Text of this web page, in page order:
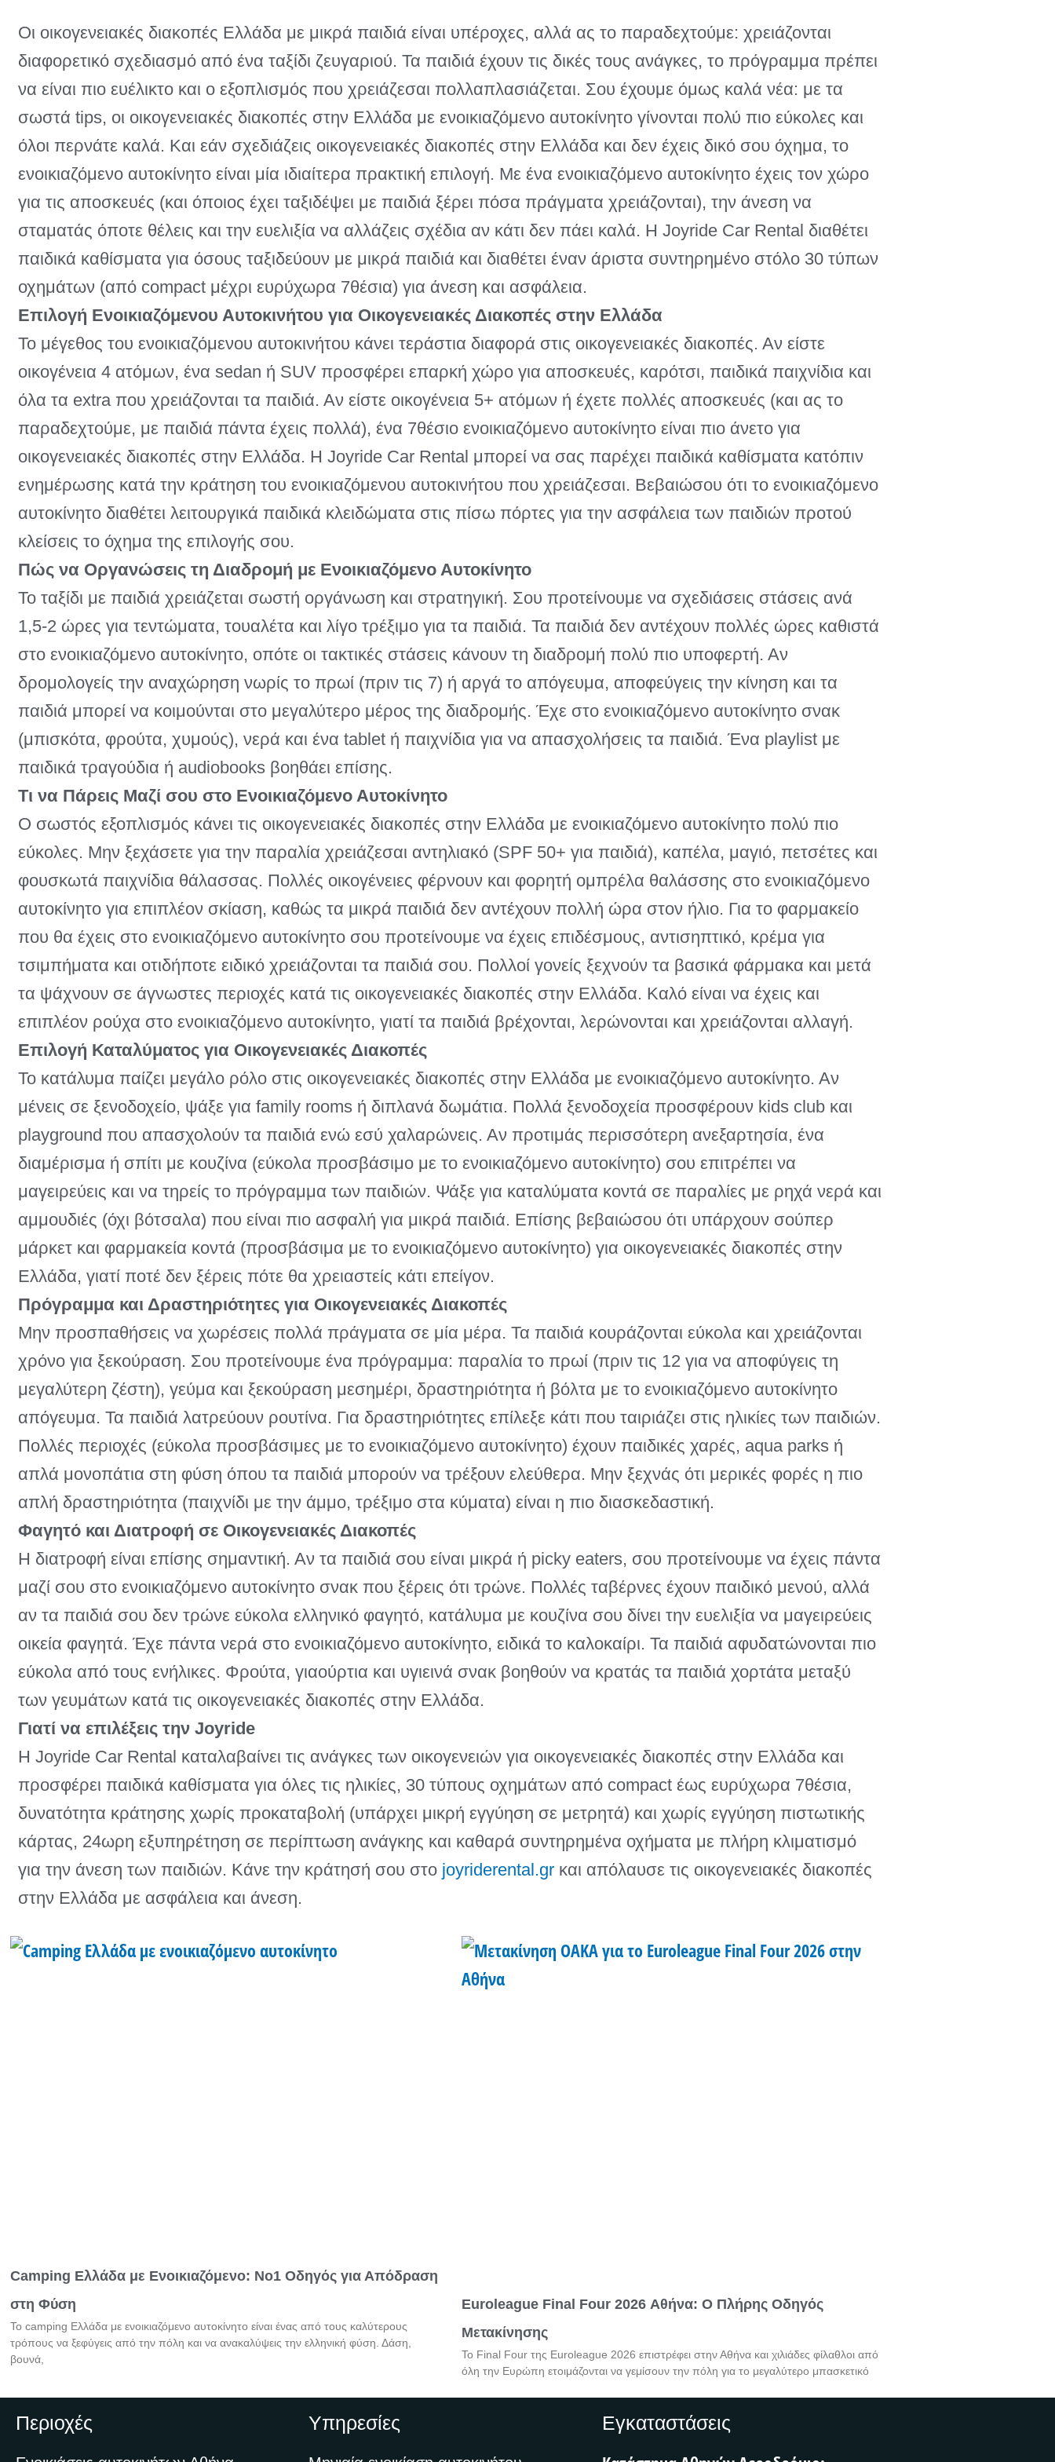
Οι οικογενειακές διακοπές Ελλάδα με μικρά παιδιά είναι υπέροχες, αλλά ας το παραδεχτούμε: χρειάζονται
διαφορετικό σχεδιασμό από ένα ταξίδι ζευγαριού. Τα παιδιά έχουν τις δικές τους ανάγκες, το πρόγραμμα πρέπει
να είναι πιο ευέλικτο και ο εξοπλισμός που χρειάζεσαι πολλαπλασιάζεται. Σου έχουμε όμως καλά νέα: με τα
σωστά tips, οι οικογενειακές διακοπές στην Ελλάδα με ενοικιαζόμενο αυτοκίνητο γίνονται πολύ πιο εύκολες και
όλοι περνάτε καλά. Και εάν σχεδιάζεις οικογενειακές διακοπές στην Ελλάδα και δεν έχεις δικό σου όχημα, το
ενοικιαζόμενο αυτοκίνητο είναι μία ιδιαίτερα πρακτική επιλογή. Με ένα ενοικιαζόμενο αυτοκίνητο έχεις τον χώρο
για τις αποσκευές (και όποιος έχει ταξιδέψει με παιδιά ξέρει πόσα πράγματα χρειάζονται), την άνεση να
σταματάς όποτε θέλεις και την ευελιξία να αλλάζεις σχέδια αν κάτι δεν πάει καλά. Η Joyride Car Rental διαθέτει
παιδικά καθίσματα για όσους ταξιδεύουν με μικρά παιδιά και διαθέτει έναν άριστα συντηρημένο στόλο 30 τύπων
οχημάτων (από compact μέχρι ευρύχωρα 7θέσια) για άνεση και ασφάλεια.
Επιλογή Ενοικιαζόμενου Αυτοκινήτου για Οικογενειακές Διακοπές στην Ελλάδα
Το μέγεθος του ενοικιαζόμενου αυτοκινήτου κάνει τεράστια διαφορά στις οικογενειακές διακοπές. Αν είστε
οικογένεια 4 ατόμων, ένα sedan ή SUV προσφέρει επαρκή χώρο για αποσκευές, καρότσι, παιδικά παιχνίδια και
όλα τα extra που χρειάζονται τα παιδιά. Αν είστε οικογένεια 5+ ατόμων ή έχετε πολλές αποσκευές (και ας το
παραδεχτούμε, με παιδιά πάντα έχεις πολλά), ένα 7θέσιο ενοικιαζόμενο αυτοκίνητο είναι πιο άνετο για
οικογενειακές διακοπές στην Ελλάδα. Η Joyride Car Rental μπορεί να σας παρέχει παιδικά καθίσματα κατόπιν
ενημέρωσης κατά την κράτηση του ενοικιαζόμενου αυτοκινήτου που χρειάζεσαι. Βεβαιώσου ότι το ενοικιαζόμενο
αυτοκίνητο διαθέτει λειτουργικά παιδικά κλειδώματα στις πίσω πόρτες για την ασφάλεια των παιδιών προτού
κλείσεις το όχημα της επιλογής σου.
Πώς να Οργανώσεις τη Διαδρομή με Ενοικιαζόμενο Αυτοκίνητο
Το ταξίδι με παιδιά χρειάζεται σωστή οργάνωση και στρατηγική. Σου προτείνουμε να σχεδιάσεις στάσεις ανά
1,5-2 ώρες για τεντώματα, τουαλέτα και λίγο τρέξιμο για τα παιδιά. Τα παιδιά δεν αντέχουν πολλές ώρες καθιστά
στο ενοικιαζόμενο αυτοκίνητο, οπότε οι τακτικές στάσεις κάνουν τη διαδρομή πολύ πιο υποφερτή. Αν
δρομολογείς την αναχώρηση νωρίς το πρωί (πριν τις 7) ή αργά το απόγευμα, αποφεύγεις την κίνηση και τα
παιδιά μπορεί να κοιμούνται στο μεγαλύτερο μέρος της διαδρομής. Έχε στο ενοικιαζόμενο αυτοκίνητο σνακ
(μπισκότα, φρούτα, χυμούς), νερά και ένα tablet ή παιχνίδια για να απασχολήσεις τα παιδιά. Ένα playlist με
παιδικά τραγούδια ή audiobooks βοηθάει επίσης.
Τι να Πάρεις Μαζί σου στο Ενοικιαζόμενο Αυτοκίνητο
Ο σωστός εξοπλισμός κάνει τις οικογενειακές διακοπές στην Ελλάδα με ενοικιαζόμενο αυτοκίνητο πολύ πιο
εύκολες. Μην ξεχάσετε για την παραλία χρειάζεσαι αντηλιακό (SPF 50+ για παιδιά), καπέλα, μαγιό, πετσέτες και
φουσκωτά παιχνίδια θάλασσας. Πολλές οικογένειες φέρνουν και φορητή ομπρέλα θαλάσσης στο ενοικιαζόμενο
αυτοκίνητο για επιπλέον σκίαση, καθώς τα μικρά παιδιά δεν αντέχουν πολλή ώρα στον ήλιο. Για το φαρμακείο
που θα έχεις στο ενοικιαζόμενο αυτοκίνητο σου προτείνουμε να έχεις επιδέσμους, αντισηπτικό, κρέμα για
τσιμπήματα και οτιδήποτε ειδικό χρειάζονται τα παιδιά σου. Πολλοί γονείς ξεχνούν τα βασικά φάρμακα και μετά
τα ψάχνουν σε άγνωστες περιοχές κατά τις οικογενειακές διακοπές στην Ελλάδα. Καλό είναι να έχεις και
επιπλέον ρούχα στο ενοικιαζόμενο αυτοκίνητο, γιατί τα παιδιά βρέχονται, λερώνονται και χρειάζονται αλλαγή.
Επιλογή Καταλύματος για Οικογενειακές Διακοπές
Το κατάλυμα παίζει μεγάλο ρόλο στις οικογενειακές διακοπές στην Ελλάδα με ενοικιαζόμενο αυτοκίνητο. Αν
μένεις σε ξενοδοχείο, ψάξε για family rooms ή διπλανά δωμάτια. Πολλά ξενοδοχεία προσφέρουν kids club και
playground που απασχολούν τα παιδιά ενώ εσύ χαλαρώνεις. Αν προτιμάς περισσότερη ανεξαρτησία, ένα
διαμέρισμα ή σπίτι με κουζίνα (εύκολα προσβάσιμο με το ενοικιαζόμενο αυτοκίνητο) σου επιτρέπει να
μαγειρεύεις και να τηρείς το πρόγραμμα των παιδιών. Ψάξε για καταλύματα κοντά σε παραλίες με ρηχά νερά και
αμμουδιές (όχι βότσαλα) που είναι πιο ασφαλή για μικρά παιδιά. Επίσης βεβαιώσου ότι υπάρχουν σούπερ
μάρκετ και φαρμακεία κοντά (προσβάσιμα με το ενοικιαζόμενο αυτοκίνητο) για οικογενειακές διακοπές στην
Ελλάδα, γιατί ποτέ δεν ξέρεις πότε θα χρειαστείς κάτι επείγον.
Πρόγραμμα και Δραστηριότητες για Οικογενειακές Διακοπές
Μην προσπαθήσεις να χωρέσεις πολλά πράγματα σε μία μέρα. Τα παιδιά κουράζονται εύκολα και χρειάζονται
χρόνο για ξεκούραση. Σου προτείνουμε ένα πρόγραμμα: παραλία το πρωί (πριν τις 12 για να αποφύγεις τη
μεγαλύτερη ζέστη), γεύμα και ξεκούραση μεσημέρι, δραστηριότητα ή βόλτα με το ενοικιαζόμενο αυτοκίνητο
απόγευμα. Τα παιδιά λατρεύουν ρουτίνα. Για δραστηριότητες επίλεξε κάτι που ταιριάζει στις ηλικίες των παιδιών.
Πολλές περιοχές (εύκολα προσβάσιμες με το ενοικιαζόμενο αυτοκίνητο) έχουν παιδικές χαρές, aqua parks ή
απλά μονοπάτια στη φύση όπου τα παιδιά μπορούν να τρέξουν ελεύθερα. Μην ξεχνάς ότι μερικές φορές η πιο
απλή δραστηριότητα (παιχνίδι με την άμμο, τρέξιμο στα κύματα) είναι η πιο διασκεδαστική.
Φαγητό και Διατροφή σε Οικογενειακές Διακοπές
Η διατροφή είναι επίσης σημαντική. Αν τα παιδιά σου είναι μικρά ή picky eaters, σου προτείνουμε να έχεις πάντα
μαζί σου στο ενοικιαζόμενο αυτοκίνητο σνακ που ξέρεις ότι τρώνε. Πολλές ταβέρνες έχουν παιδικό μενού, αλλά
αν τα παιδιά σου δεν τρώνε εύκολα ελληνικό φαγητό, κατάλυμα με κουζίνα σου δίνει την ευελιξία να μαγειρεύεις
οικεία φαγητά. Έχε πάντα νερά στο ενοικιαζόμενο αυτοκίνητο, ειδικά το καλοκαίρι. Τα παιδιά αφυδατώνονται πιο
εύκολα από τους ενήλικες. Φρούτα, γιαούρτια και υγιεινά σνακ βοηθούν να κρατάς τα παιδιά χορτάτα μεταξύ
των γευμάτων κατά τις οικογενειακές διακοπές στην Ελλάδα.
Γιατί να επιλέξεις την Joyride
Η Joyride Car Rental καταλαβαίνει τις ανάγκες των οικογενειών για οικογενειακές διακοπές στην Ελλάδα και
προσφέρει παιδικά καθίσματα για όλες τις ηλικίες, 30 τύπους οχημάτων από compact έως ευρύχωρα 7θέσια,
δυνατότητα κράτησης χωρίς προκαταβολή (υπάρχει μικρή εγγύηση σε μετρητά) και χωρίς εγγύηση πιστωτικής
κάρτας, 24ωρη εξυπηρέτηση σε περίπτωση ανάγκης και καθαρά συντηρημένα οχήματα με πλήρη κλιματισμό
για την άνεση των παιδιών. Κάνε την κράτησή σου στο joyriderental.gr και απόλαυσε τις οικογενειακές διακοπές
στην Ελλάδα με ασφάλεια και άνεση.
Camping Ελλάδα με Ενοικιαζόμενο: Νο1 Οδηγός για Απόδραση
στη Φύση
Το camping Ελλάδα με ενοικιαζόμενο αυτοκίνητο είναι ένας από τους καλύτερους
τρόπους να ξεφύγεις από την πόλη και να ανακαλύψεις την ελληνική φύση. Δάση,
βουνά,
Euroleague Final Four 2026 Αθήνα: Ο Πλήρης Οδηγός
Μετακίνησης
Το Final Four της Euroleague 2026 επιστρέφει στην Αθήνα και χιλιάδες φίλαθλοι από
όλη την Ευρώπη ετοιμάζονται να γεμίσουν την πόλη για το μεγαλύτερο μπασκετικό
Περιοχές Υπηρεσίες Εγκαταστάσεις